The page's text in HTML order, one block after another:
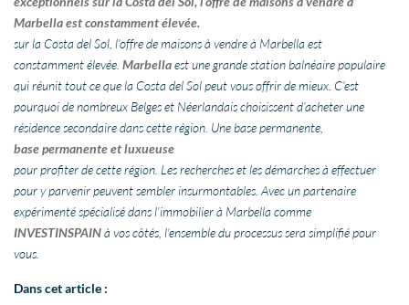
Marbella est constamment élevée.
sur la Costa del Sol, l’offre de maisons à vendre à Marbella est
constamment élevée.Marbellaest une grande station balnéaire populaire
qui réunit tout ce que la Costa del Sol peut vous offrir de mieux. C’est
pourquoi de nombreux Belges et Néerlandais choisissent d’acheter une
résidence secondaire dans cette région. Une base permanente,
base permanente et luxueuse
pour profiter de cette région. Les recherches et les démarches à effectuer
pour y parvenir peuvent sembler insurmontables. Avec un partenaire
expérimenté spécialisé dans l’immobilier à Marbella comme
INVESTINSPAINà vos côtés, l’ensemble du processus sera simplifié pour
vous.
Dans cet article :